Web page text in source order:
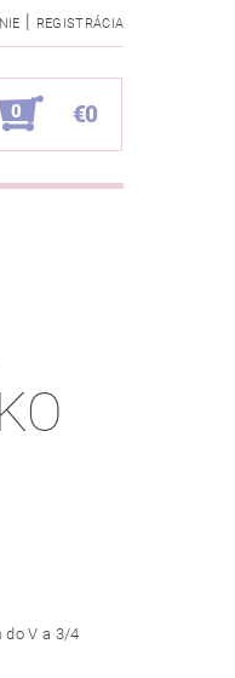
| REGISTRÁCIA
0 €0
do V a 3/4